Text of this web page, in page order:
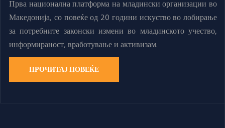
Прва национална платформа на младински организации во
Македонија, со повеќе од 20 години искуство во лобирање
за потребните законски измени во младинското учество,
информираност, вработување и активизам.
ПРОЧИТАЈ ПОВЕЌЕ